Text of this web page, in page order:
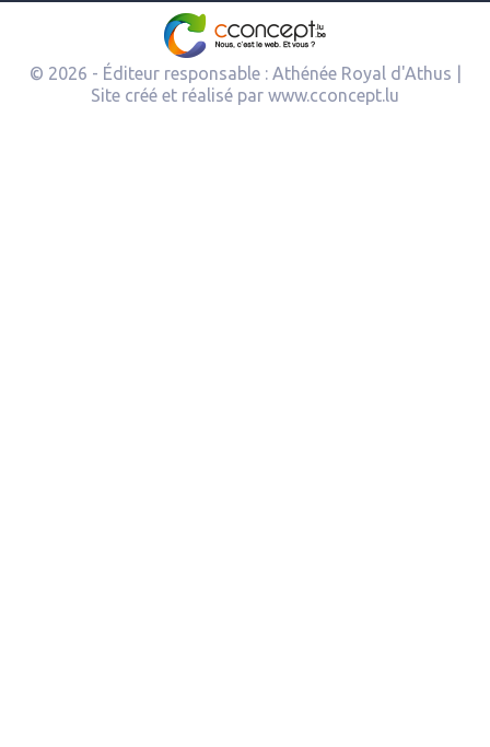
© 2026 - Éditeur responsable : Athénée Royal d'Athus |
Site créé et réalisé par www.cconcept.lu